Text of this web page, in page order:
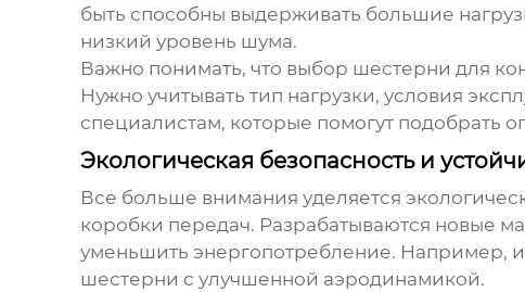
быть способны выдерживать большие
низкий уровень шума.
Важно понимать, что выбор шестерни для
Нужно учитывать тип нагрузки, условия
специалистам, которые помогут подобрать
Экологическая безопасность и
Все больше внимания уделяется
коробки передач. Разрабатываются новые
уменьшить энергопотребление. Например,
шестерни с улучшенной аэродинамикой.